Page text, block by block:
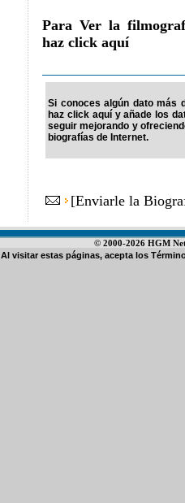
Para Ver la
haz click aquí
Si conoces algún dato más
haz click aquí y añade los
seguir mejorando y
biografías de Internet.
[Enviarle la
© 2000-2026 HGM
Al visitar estas páginas, acepta los